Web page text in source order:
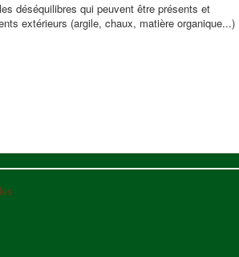
déséquilibres qui peuvent être présents et
extérieurs (argile, chaux, matière organique...)
.